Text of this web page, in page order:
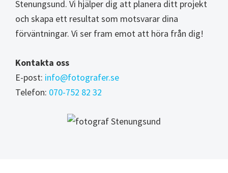
Stenungsund. Vi hjälper dig att planera ditt projekt
och skapa ett resultat som motsvarar dina
förväntningar. Vi ser fram emot att höra från dig!
Kontakta oss
E-post: info@fotografer.se
Telefon: 070-752 82 32